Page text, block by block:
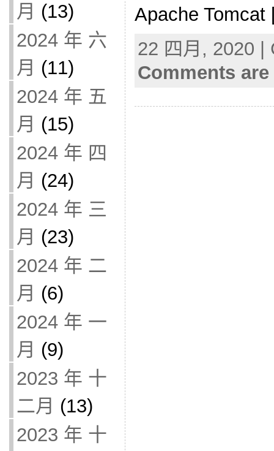
月 (13)
2024 年 六
月 (11)
2024 年 五
月 (15)
2024 年 四
月 (24)
2024 年 三
月 (23)
2024 年 二
月 (6)
2024 年 一
月 (9)
2023 年 十
二月 (13)
2023 年 十
Apache
22 四月, 2020
Comments